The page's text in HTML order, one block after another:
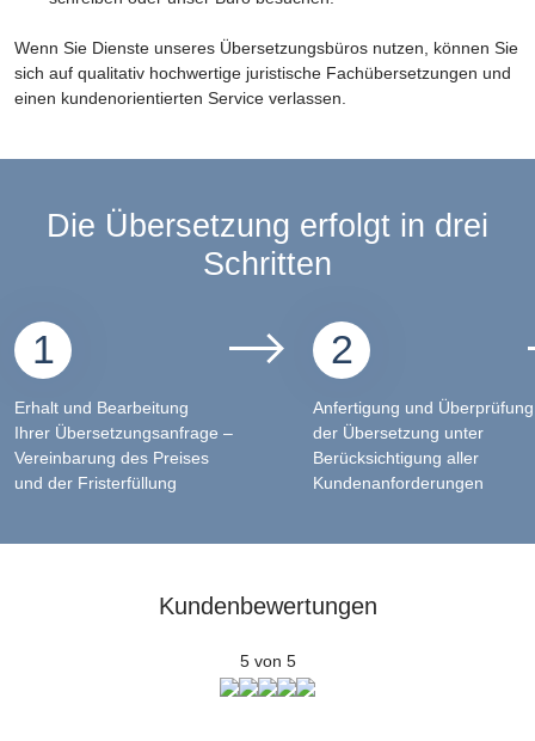
Wenn Sie Dienste unseres Übersetzungsbüros nutzen, können Sie
sich auf qualitativ hochwertige juristische Fachübersetzungen und
einen kundenorientierten Service verlassen.
Die Übersetzung erfolgt in drei
Schritten
1
Erhalt und Bearbeitung
Ihrer Übersetzungsanfrage –
Vereinbarung des Preises
und der Fristerfüllung
2
Anfertigung und Überprüfung
der Übersetzung unter
Berücksichtigung aller
Kundenanforderungen
Kundenbewertungen
5 von 5